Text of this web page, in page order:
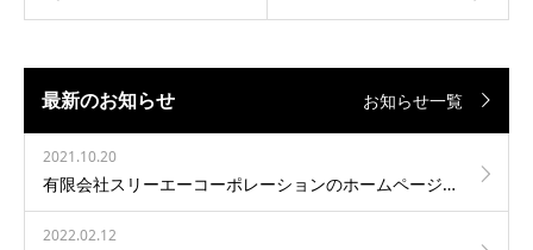
最新のお知らせ お知らせ一覧
2021.10.20
有限会社スリーエーコーポレーションのホームページを新しくオープンしました。
2022.02.12